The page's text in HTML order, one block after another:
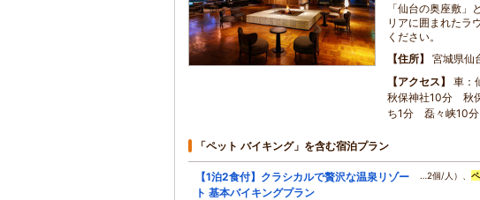
「仙台の奥座敷」
リアに囲まれたラ
ください。
住所
宮城県仙
アクセス
車：
秋保神社10分 秋
ち1分 磊々峡10分
「ペット バイキング」を含む宿泊プラン
【1泊2食付】クラシカルで贅沢な温泉リゾー
ト 基本バイキングプラン
…2個/人）、